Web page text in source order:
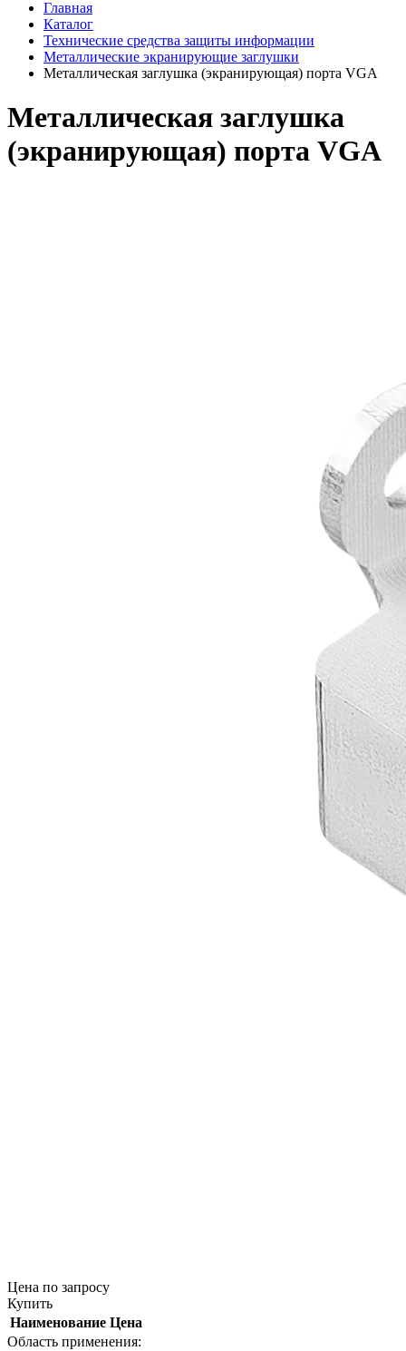
Главная
Каталог
Технические средства защиты информации
Металлические экранирующие заглушки
Металлическая заглушка (экранирующая) порта VGA
Металлическая заглушка
(экранирующая) порта VGA
Цена по запросу
Купить
Наименование Цена
Область применения: